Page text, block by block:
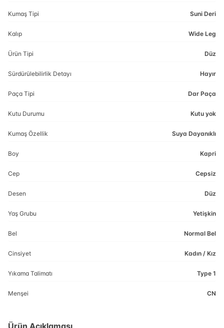
Kumaş Tipi Suni Deri
Kalıp Wide Leg
Ürün Tipi Düz
Sürdürülebilirlik Detayı Hayır
Paça Tipi Dar Paça
Kutu Durumu Kutu yok
Kumaş Özellik Suya Dayanıklı
Boy Kapri
Cep Cepsiz
Desen Düz
Yaş Grubu Yetişkin
Bel Normal Bel
Cinsiyet Kadın / Kız
Yıkama Talimatı Type 1
Menşei CN
Ürün Açıklaması